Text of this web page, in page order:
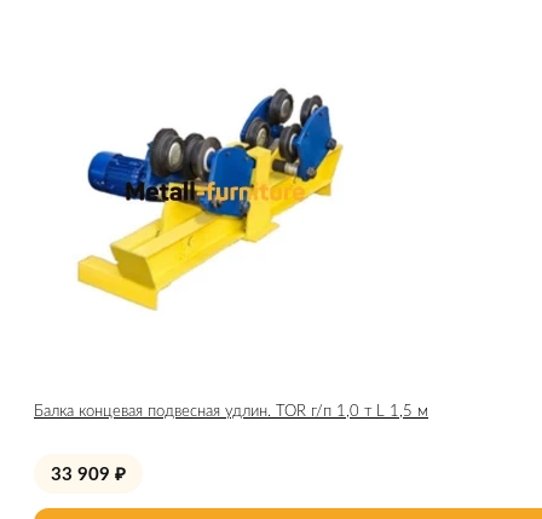
Балка концевая подвесная удлин. TOR г/п 1,0 т L 1,5 м
33 909 ₽